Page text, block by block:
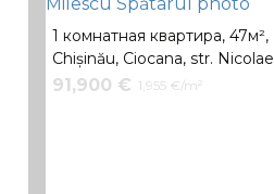
1 комнатная квартира, 47м²,
Chișinău, Ciocana, str. Nicolae
Milescu Spătarul
91,900 € 1,955 €/m²